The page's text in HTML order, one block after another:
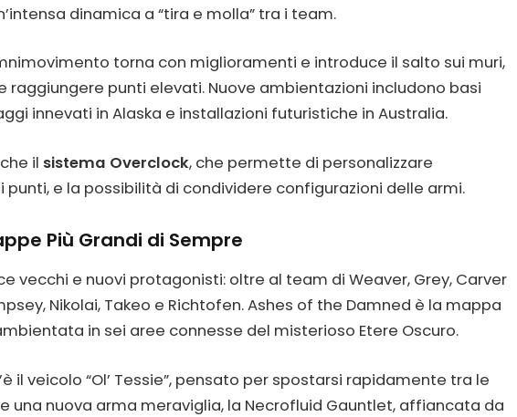
dinamica a “tira e molla” tra i team.
torna con miglioramenti e introduce il salto sui muri,
raggiungere punti elevati. Nuove ambientazioni includono basi
innevati in Alaska e installazioni futuristiche in Australia.
il sistema Overclock, che permette di personalizzare
e la possibilità di condividere configurazioni delle armi.
Più Grandi di Sempre
vecchi e nuovi protagonisti: oltre al team di Weaver, Grey, Carver
Nikolai, Takeo e Richtofen. Ashes of the Damned è la mappa
in sei aree connesse del misterioso Etere Oscuro.
il veicolo “Ol’ Tessie”, pensato per spostarsi rapidamente tra le
una nuova arma meraviglia, la Necrofluid Gauntlet, affiancata da